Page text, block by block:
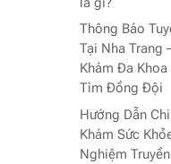
Thông Báo
Tại Nha Trang
Khám Đa
Tìm Đồng Đội
Hướng Dẫn
Khám Sức
Nghiệm